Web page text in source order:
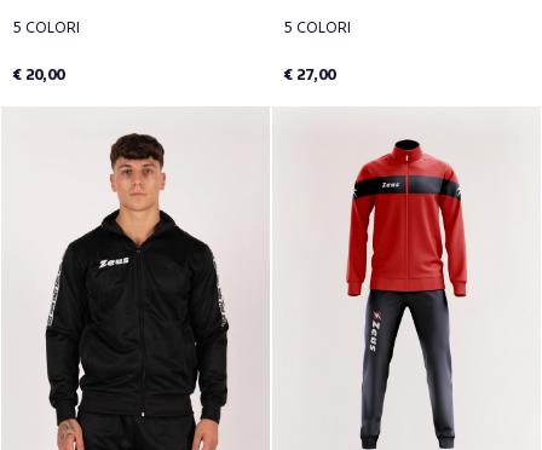
5 COLORI
€ 20,00
5 COLORI
€ 27,00